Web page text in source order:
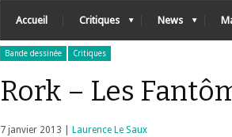
Accueil Critiques News
Bande dessinée Critiques
Rork – Les
7 janvier 2013 | Laurence Le Saux